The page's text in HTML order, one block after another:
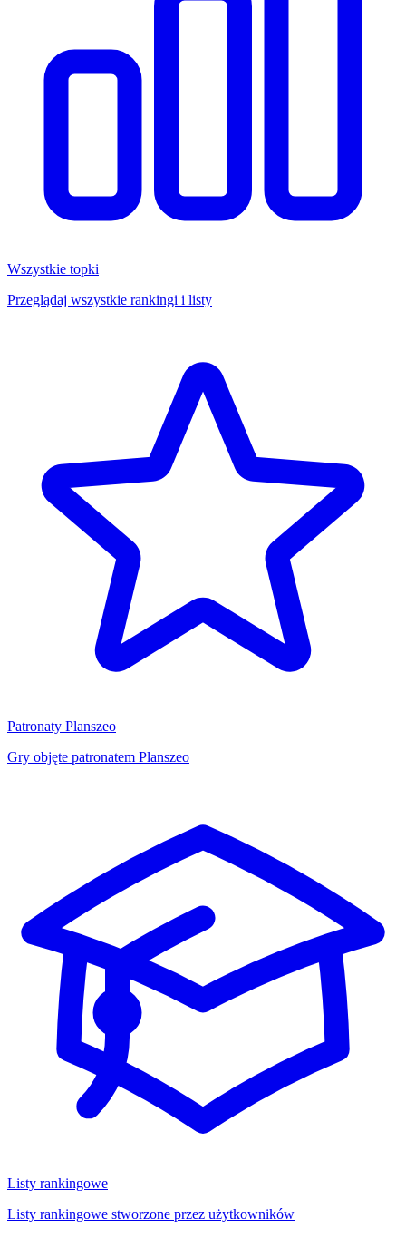
Wszystkie topki
Przeglądaj wszystkie rankingi i listy
Patronaty Planszeo
Gry objęte patronatem Planszeo
Listy rankingowe
Listy rankingowe stworzone przez użytkowników